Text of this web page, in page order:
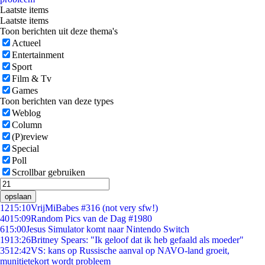
Laatste items
Laatste items
Toon berichten uit deze thema's
Actueel
Entertainment
Sport
Film & Tv
Games
Toon berichten van deze types
Weblog
Column
(P)review
Special
Poll
Scrollbar gebruiken
opslaan
1215:10VrijMiBabes #316 (not very sfw!)
4015:09Random Pics van de Dag #1980
615:00Jesus Simulator komt naar Nintendo Switch
1913:26Britney Spears: "Ik geloof dat ik heb gefaald als moeder"
3512:42VS: kans op Russische aanval op NAVO-land groeit,
munitietekort wordt probleem